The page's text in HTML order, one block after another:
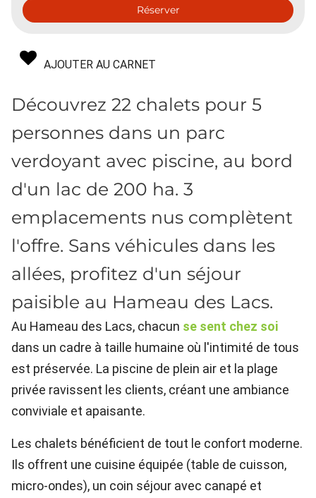
Réserver
AJOUTER AU CARNET
Découvrez 22 chalets pour 5
personnes dans un parc
verdoyant avec piscine, au bord
d'un lac de 200 ha. 3
emplacements nus complètent
l'offre. Sans véhicules dans les
allées, profitez d'un séjour
paisible au Hameau des Lacs.
Au Hameau des Lacs, chacun se sent chez soi
dans un cadre à taille humaine où l'intimité de tous
est préservée. La piscine de plein air et la plage
privée ravissent les clients, créant une ambiance
conviviale et apaisante.
Les chalets bénéficient de tout le confort moderne.
Ils offrent une cuisine équipée (table de cuisson,
micro-ondes), un coin séjour avec canapé et